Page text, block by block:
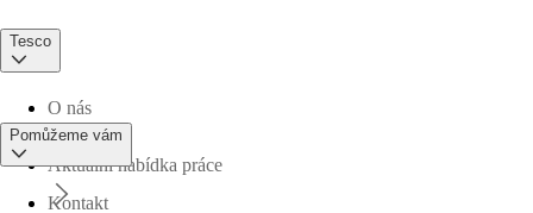
Tesco
O nás
Aktuální nabídka práce
Pomůžeme vám
Kontakt